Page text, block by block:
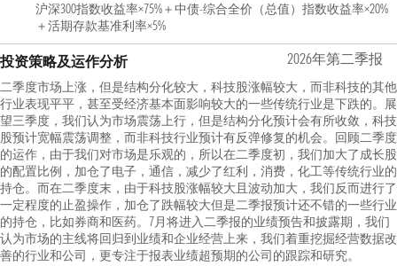
沪深300指数收益率×75%＋中债-综合全价（总值）指数收益率×20%
＋活期存款基准利率×5%
投资策略及运作分析 2026年第二季报
二季度市场上涨，但是结构分化较大，科技股涨幅较大，而非科技的其他
行业表现平平，甚至受经济基本面影响较大的一些传统行业是下跌的。展
望三季度，我们认为市场震荡上行，但是结构分化预计会有所收敛，科技
股预计宽幅震荡调整，而非科技行业预计有反弹修复的机会。回顾二季度
的运作，由于我们对市场是乐观的，所以在二季度初，我们加大了成长股
的配置比例，加仓了电子，通信，减少了红利，消费，化工等传统行业的
持仓。而在二季度末，由于科技股涨幅较大且波动加大，我们反而进行了
一定程度的止盈操作，加仓了跌幅较大但是二季报预计还不错的一些行业
的持仓，比如券商和医药。7月将进入二季报的业绩预告和披露期，我们
认为市场的主线将回归到业绩和企业经营上来，我们着重挖掘经营数据改
善的行业和公司，更专注于报表业绩超预期的公司的跟踪和研究。